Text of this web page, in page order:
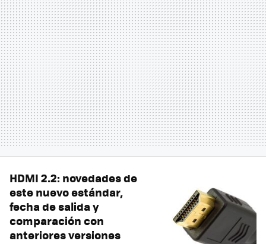
HDMI 2.2: novedades de
este nuevo estándar,
fecha de salida y
comparación con
anteriores versiones